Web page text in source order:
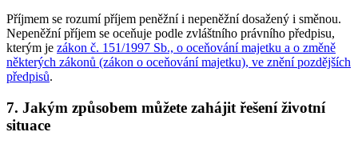
Příjmem se rozumí příjem peněžní i nepeněžní dosažený i směnou.
Nepeněžní příjem se oceňuje podle zvláštního právního předpisu,
kterým je zákon č. 151/1997 Sb., o oceňování majetku a o změně
některých zákonů (zákon o oceňování majetku), ve znění pozdějších
předpisů.
7. Jakým způsobem můžete zahájit řešení životní
situace